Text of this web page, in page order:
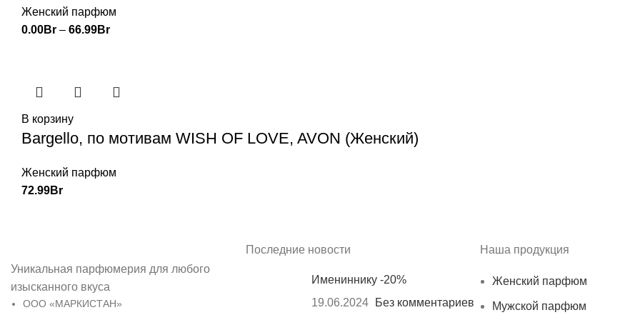
Женский парфюм
0.00Br – 66.99Br
В корзину
Bargello, по мотивам WISH OF LOVE, AVON (Женский)
Женский парфюм
72.99Br
Уникальная парфюмерия для любого
изысканного вкуса
ООО «МАРКИСТАН»
Последние новости
Имениннику -20%
19.06.2024
Без комментариев
Наша продукция
Женский парфюм
Мужской парфюм